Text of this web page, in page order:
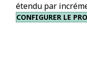
étendu par
CONFIGURER LE